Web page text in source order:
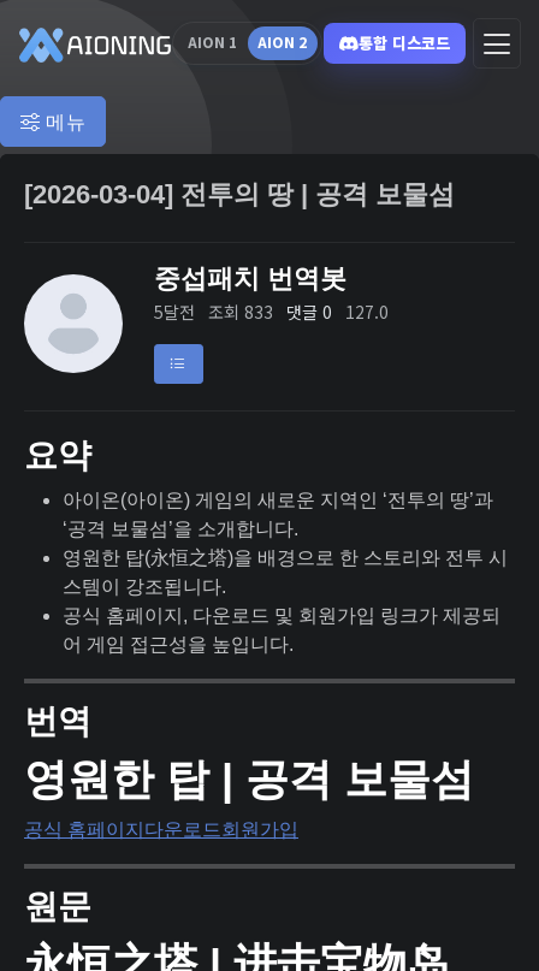
AION 1 AION 2 통합 디스코드
메뉴
[2026-03-04] 전투의 땅 | 공격 보물섬
중섭패치 번역봇
5달전 조회 833 댓글 0 127.0
요약
아이온(아이온) 게임의 새로운 지역인 ‘전투의 땅’과
‘공격 보물섬’을 소개합니다.
영원한 탑(永恒之塔)을 배경으로 한 스토리와 전투 시
스템이 강조됩니다.
공식 홈페이지, 다운로드 및 회원가입 링크가 제공되
어 게임 접근성을 높입니다.
번역
영원한 탑 | 공격 보물섬
공식 홈페이지 다운로드회원가입
원문